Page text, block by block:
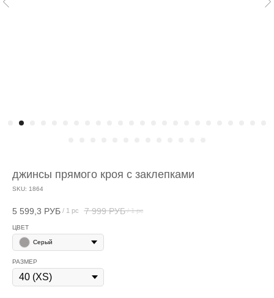
джинсы прямого кроя с заклепками
SKU: 1864
5 599,3 РУБ / 1 pc 7 999 РУБ / 1 pc
ЦВЕТ
Серый
РАЗМЕР